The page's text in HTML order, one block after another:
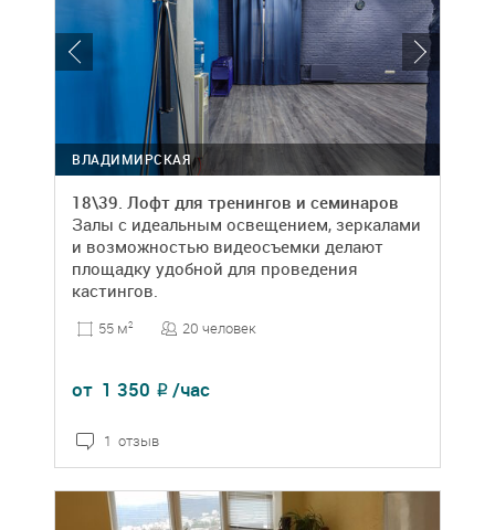
ВЛАДИМИРСКАЯ
18\39. Лофт для тренингов и семинаров
Залы с идеальным освещением, зеркалами
и возможностью видеосъемки делают
площадку удобной для проведения
кастингов.
55 м2 20 человек
от 1 350 ₽ /час
1 отзыв